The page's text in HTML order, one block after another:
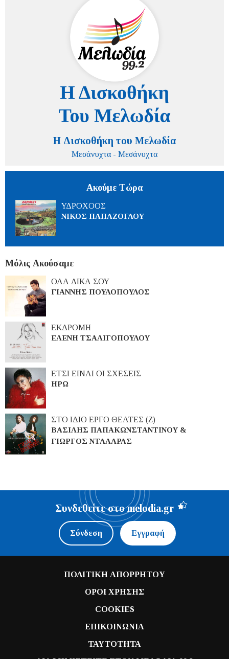
Η Δισκοθήκη του Μελωδία
Μεσάνυχτα - Μεσάνυχτα
Ακούμε Τώρα
ΥΔΡΟΧΟΟΣ
ΝΙΚΟΣ ΠΑΠΑΖΟΓΛΟΥ
Μόλις Ακούσαμε
ΟΛΑ ΔΙΚΑ ΣΟΥ
ΓΙΑΝΝΗΣ ΠΟΥΛΟΠΟΥΛΟΣ
ΕΚΔΡΟΜΗ
ΕΛΕΝΗ ΤΣΑΛΙΓΟΠΟΥΛΟΥ
ΕΤΣΙ ΕΙΝΑΙ ΟΙ ΣΧΕΣΕΙΣ
ΗΡΩ
ΣΤΟ ΙΔΙΟ ΕΡΓΟ ΘΕΑΤΕΣ (Ζ)
ΒΑΣΙΛΗΣ ΠΑΠΑΚΩΝΣΤΑΝΤΙΝΟΥ &
ΓΙΩΡΓΟΣ ΝΤΑΛΑΡΑΣ
Συνδεθείτε στο melodia.gr
Σύνδεση Εγγραφή
ΠΟΛΙΤΙΚΗ ΑΠΟΡΡΗΤΟΥ
ΟΡΟΙ ΧΡΗΣΗΣ
COOKIES
ΕΠΙΚΟΙΝΩΝΙΑ
ΤΑΥΤΟΤΗΤΑ